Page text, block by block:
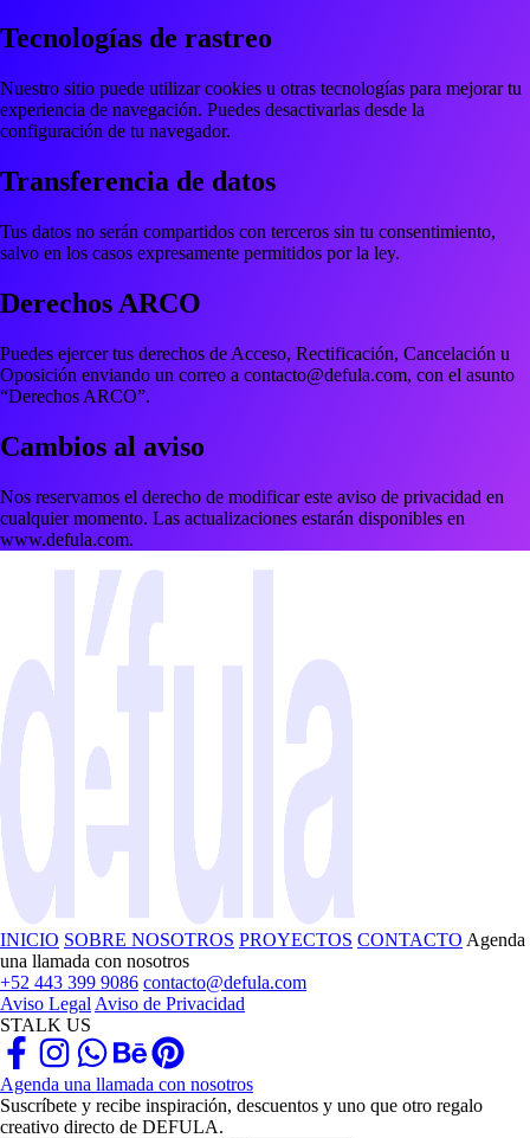
Tecnologías de rastreo
Nuestro sitio puede utilizar cookies u otras tecnologías para mejorar tu
experiencia de navegación. Puedes desactivarlas desde la
configuración de tu navegador.
Transferencia de datos
Tus datos no serán compartidos con terceros sin tu consentimiento,
salvo en los casos expresamente permitidos por la ley.
Derechos ARCO
Puedes ejercer tus derechos de Acceso, Rectificación, Cancelación u
Oposición enviando un correo a contacto@defula.com, con el asunto
“Derechos ARCO”.
Cambios al aviso
Nos reservamos el derecho de modificar este aviso de privacidad en
cualquier momento. Las actualizaciones estarán disponibles en
www.defula.com.
INICIO SOBRE NOSOTROS PROYECTOS CONTACTO Agenda
una llamada con nosotros
+52 443 399 9086 contacto@defula.com
Aviso Legal Aviso de Privacidad
STALK US
Agenda una llamada con nosotros
Suscríbete y recibe inspiración, descuentos y uno que otro regalo
creativo directo de DEFULA.